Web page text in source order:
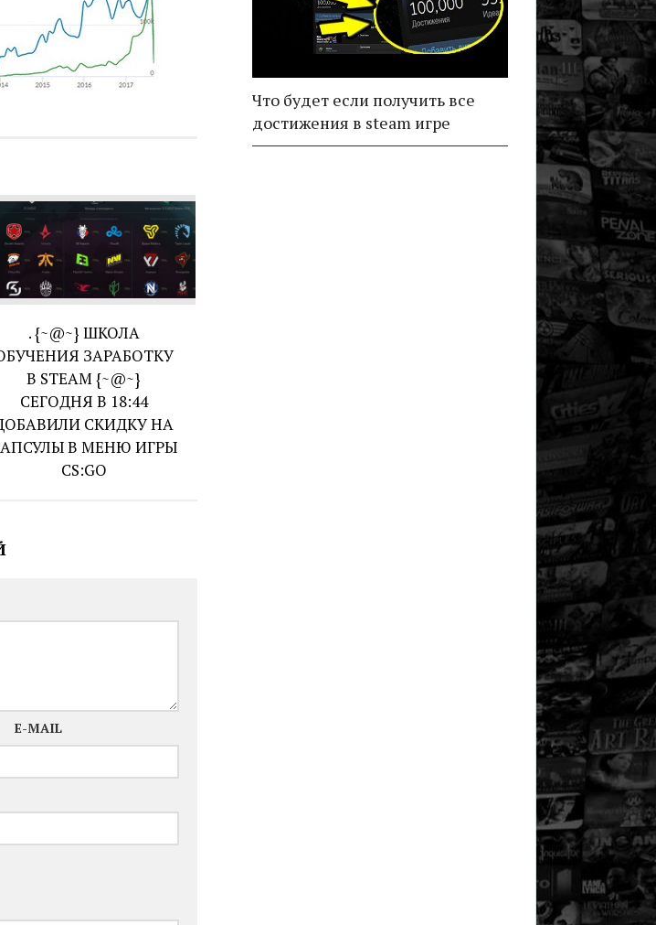
. {~@~} ШКОЛА
ЗАРАБОТКУ
В STEAM {~@~}
СЕГОДНЯ В 18:44
СКИДКУ НА
В МЕНЮ ИГРЫ
CS:GO
E-MAIL
Что будет если получить все
достижения в steam игре